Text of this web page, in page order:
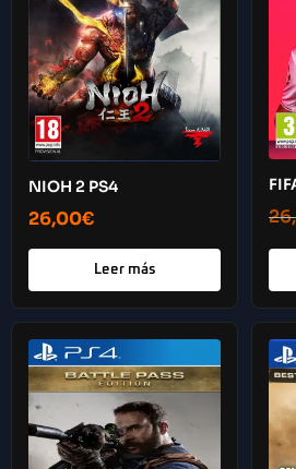
NIOH 2 PS4
26,00€
Leer más